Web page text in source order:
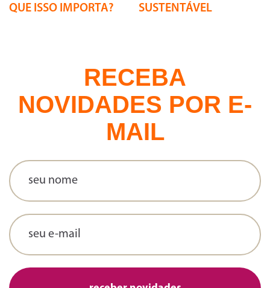
QUE ISSO IMPORTA?
SUSTENTÁVEL
RECEBA
NOVIDADES POR E-
MAIL